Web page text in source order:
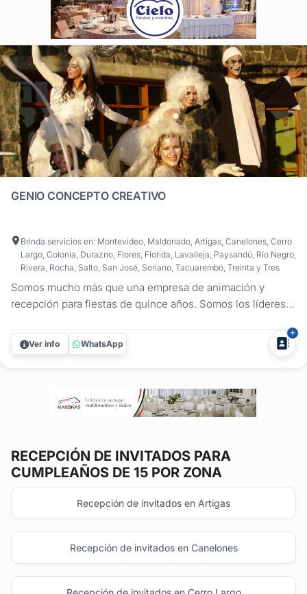
GENIO CONCEPTO CREATIVO
Brinda servicios en: Montevideo, Maldonado, Artigas, Canelones, Cerro
Largo, Colonia, Durazno, Flores, Florida, Lavalleja, Paysandú, Río Negro,
Rivera, Rocha, Salto, San José, Soriano, Tacuarembó, Treinta y Tres
Somos mucho más que una empresa de animación y
recepción para fiestas de quince años. Somos los líderes
memorables para tu día especial. ¿Qué te ofrecemos?
Recepción de Invitados A medida Ofrecemos una amplia
Ver info WhatsApp
RECEPCIÓN DE INVITADOS PARA
CUMPLEAÑOS DE 15 POR ZONA
Recepción de invitados en Artigas
Recepción de invitados en Canelones